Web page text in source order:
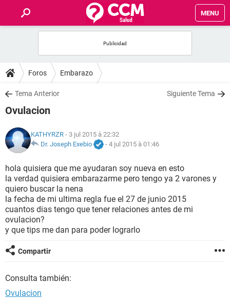
MENU
FORUMS
SALUD
NUTRICIÓN
BIENESTAR
SEXUALIDAD
GLOSARIO
Foros Embarazo
Tema Anterior Siguiente Tema
Ovulacion
KATHYRZR - 3 jul 2015 à 22:32
Dr. Joseph Exebio
- 4 jul 2015 à 01:46
hola quisiera que me ayudaran soy nueva en esto
la verdad quisiera embarazarme pero tengo ya 2 varones y
quiero buscar la nena
la fecha de mi ultima regla fue el 27 de junio 2015
cuantos dias tengo que tener relaciones antes de mi
ovulacion?
y que tips me dan para poder lograrlo
Compartir
Consulta también:
Ovulacion